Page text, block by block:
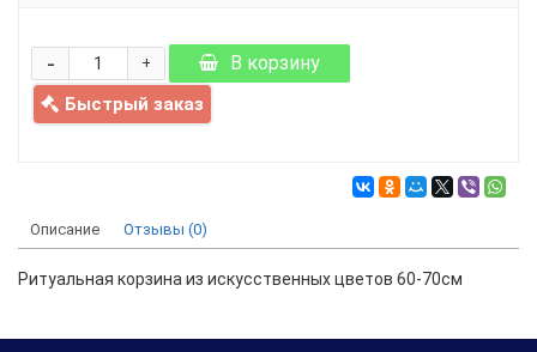
+
- В корзину
Быстрый заказ
Описание Отзывы (0)
Ритуальная корзина из искусственных цветов 60-70см